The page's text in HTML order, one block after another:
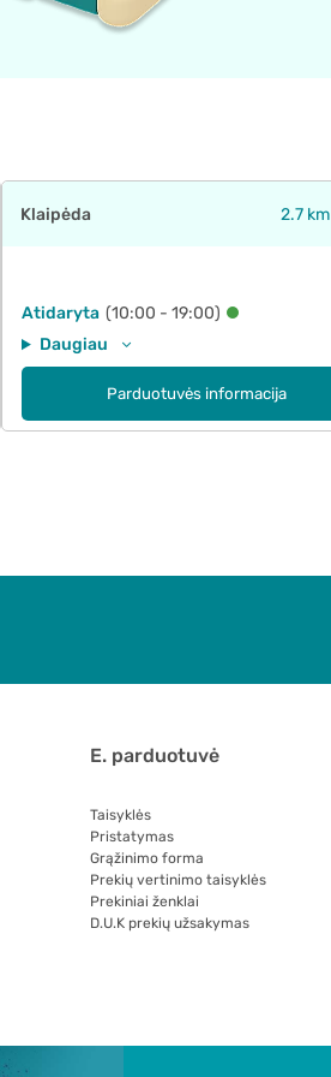
Klaipėda 2.7 km
Atidaryta (10:00 - 19:00)
Daugiau
Parduotuvės informacija
E. parduotuvė
Taisyklės
Pristatymas
Grąžinimo forma
Prekių vertinimo taisyklės
Prekiniai ženklai
D.U.K prekių užsakymas